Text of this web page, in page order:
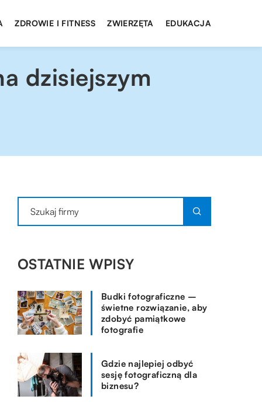
ZDROWIE I FITNESS ZWIERZĘTA EDUKACJA
dzisiejszym
OSTATNIE WPISY
Budki fotograficzne –
świetne rozwiązanie, aby
zdobyć pamiątkowe
fotografie
Gdzie najlepiej odbyć
sesję fotograficzną dla
biznesu?